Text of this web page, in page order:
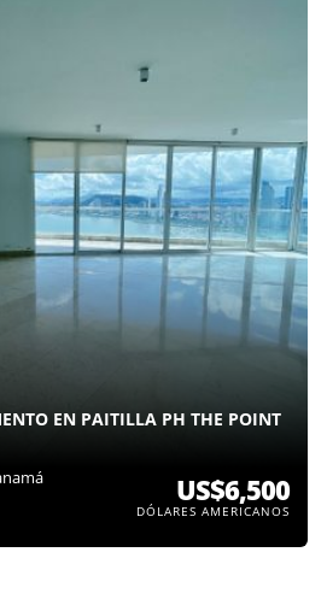
EN PAITILLA PH THE POINT
US$6,500
DÓLARES AMERICANOS